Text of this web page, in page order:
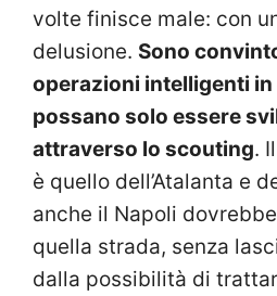
volte finisce male: con
delusione. Sono
operazioni intelligenti
possano solo essere
attraverso lo scouting.
è quello dell’Atalanta e
anche il Napoli
quella strada, senza
dalla possibilità di